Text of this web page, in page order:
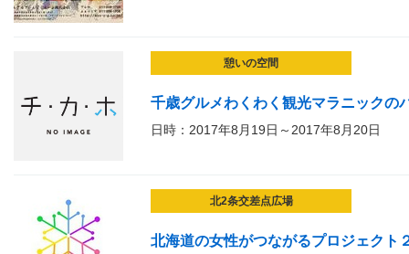
憩いの空間
千歳グルメわくわく観光マラニックの
日時：2017年8月19日～2017年8月20日
北2条交差点広場
北海道の女性がつながるプロジェクト